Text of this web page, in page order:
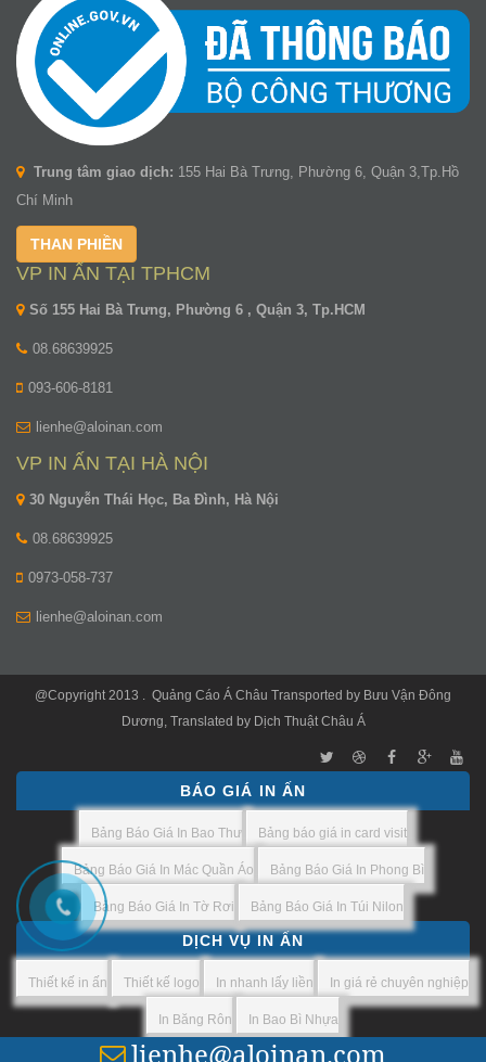
Trung tâm giao dịch: 155 Hai Bà Trưng, Phường 6, Quận 3,Tp.Hồ
Chí Minh
THAN PHIỀN
VP IN ẤN TẠI TPHCM
Số 155 Hai Bà Trưng, Phường 6 , Quận 3, Tp.HCM
08.68639925
093-606-8181
lienhe@aloinan.com
VP IN ẤN TẠI HÀ NỘI
30 Nguyễn Thái Học, Ba Đình, Hà Nội
08.68639925
0973-058-737
lienhe@aloinan.com
@Copyright 2013 . Quảng Cáo Á Châu Transported by Bưu Vận Đông
Dương, Translated by Dịch Thuật Châu Á
BÁO GIÁ IN ẤN
Bảng Báo Giá In Bao Thư Bảng báo giá in card visit
Bảng Báo Giá In Mác Quần Áo Bảng Báo Giá In Phong Bì
Bảng Báo Giá In Tờ Rơi Bảng Báo Giá In Túi Nilon
DỊCH VỤ IN ẤN
Thiết kế in ấn Thiết kế logo In nhanh lấy liền In giá rẻ chuyên nghiệp
In Băng Rôn In Bao Bì Nhựa
lienhe@aloinan.com